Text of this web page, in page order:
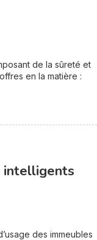
de la sûreté et
en la matière :
intelligents
des immeubles